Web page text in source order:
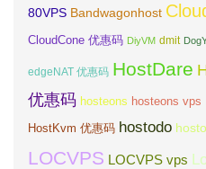
80VPS Bandwagonhost
CloudCone 优惠码 DiyVM dmit
edgeNAT 优惠码 HostDare
优惠码 hosteons hosteons vps
HostKvm 优惠码 hostodo
LOCVPS LOCVPS vps